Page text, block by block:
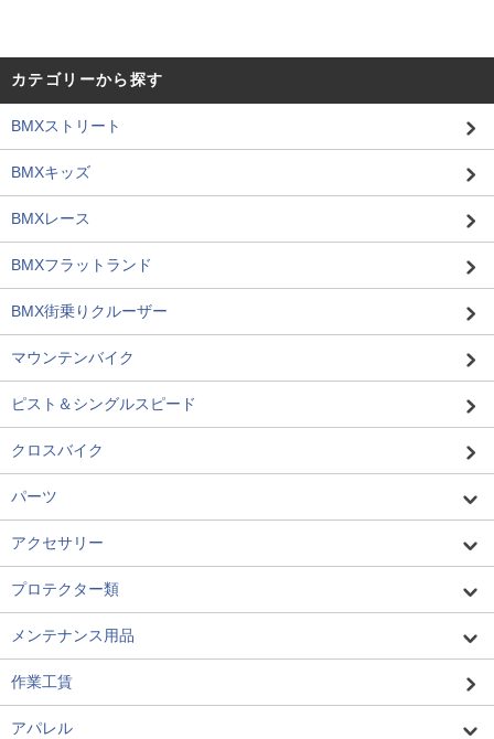
カテゴリーから探す
BMXストリート
BMXキッズ
BMXレース
BMXフラットランド
BMX街乗りクルーザー
マウンテンバイク
ピスト＆シングルスピード
クロスバイク
パーツ
アクセサリー
プロテクター類
メンテナンス用品
作業工賃
アパレル